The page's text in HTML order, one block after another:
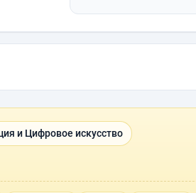
и Цифровое искусство